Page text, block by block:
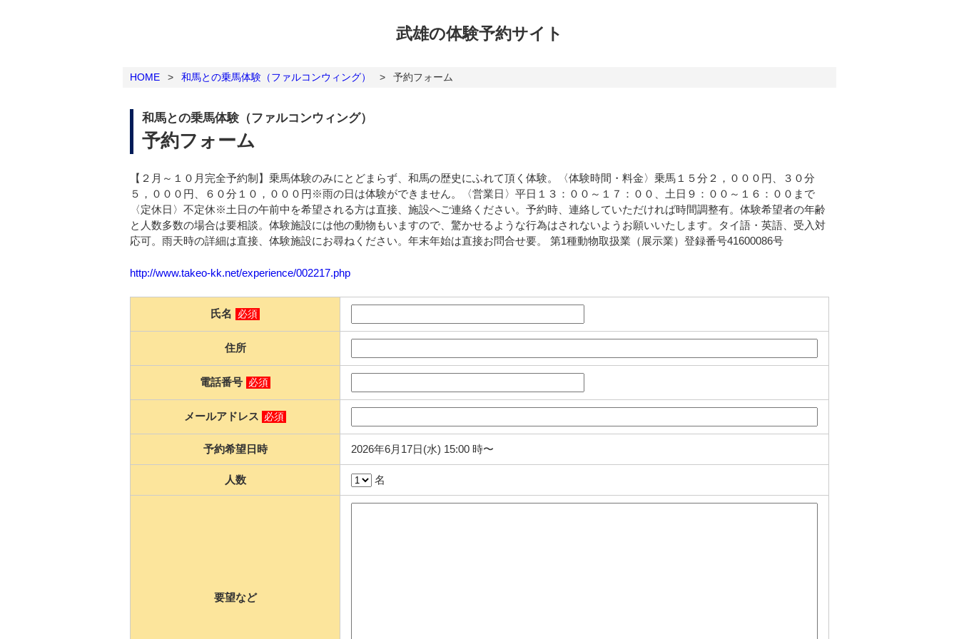
武雄の体験予約サイト
HOME > 和馬との乗馬体験（ファルコンウィング） > 予約フォーム
和馬との乗馬体験（ファルコンウィング）
予約フォーム
【２月～１０月完全予約制】乗馬体験のみにとどまらず、和馬の歴史にふれて頂く体験。〈体験時間・料金〉乗馬１５分２，０００円、３０分
５，０００円、６０分１０，０００円※雨の日は体験ができません。〈営業日〉平日１３：００～１７：００、土日９：００～１６：００まで
〈定休日〉不定休※土日の午前中を希望される方は直接、施設へご連絡ください。予約時、連絡していただければ時間調整有。体験希望者の年齢
と人数多数の場合は要相談。体験施設には他の動物もいますので、驚かせるような行為はされないようお願いいたします。タイ語・英語、受入対
応可。雨天時の詳細は直接、体験施設にお尋ねください。年末年始は直接お問合せ要。 第1種動物取扱業（展示業）登録番号41600086号
http://www.takeo-kk.net/experience/002217.php
氏名 必須
住所
電話番号 必須
メールアドレス 必須
予約希望日時 2026年6月17日(水) 15:00 時〜
人数 名
要望など